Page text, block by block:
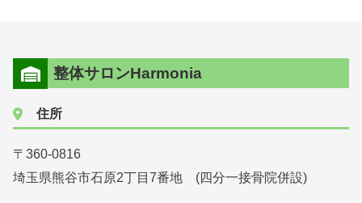
整体サロンHarmonia
住所
〒360-0816
埼玉県熊谷市石原2丁目7番地 (四分一接骨院併設)